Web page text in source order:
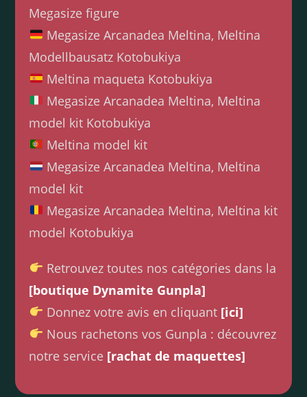
Megasize figure
Megasize Arcanadea Meltina, Meltina
Modellbausatz Kotobukiya
Meltina maqueta Kotobukiya
Megasize Arcanadea Meltina, Meltina
model kit Kotobukiya
Meltina model kit
Megasize Arcanadea Meltina, Meltina
model kit
Megasize Arcanadea Meltina, Meltina kit
model Kotobukiya
Retrouvez toutes nos catégories dans la
[boutique Dynamite Gunpla]
Donnez votre avis en cliquant [ici]
Nous rachetons vos Gunpla : découvrez
notre service [rachat de maquettes]